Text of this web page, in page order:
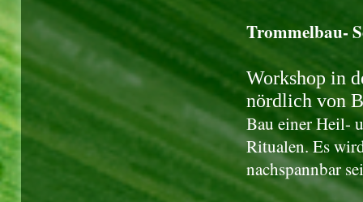
Trommelbau-
Workshop in
nördlich von
Bau einer Heil-
Ritualen. Es
nachspannbar